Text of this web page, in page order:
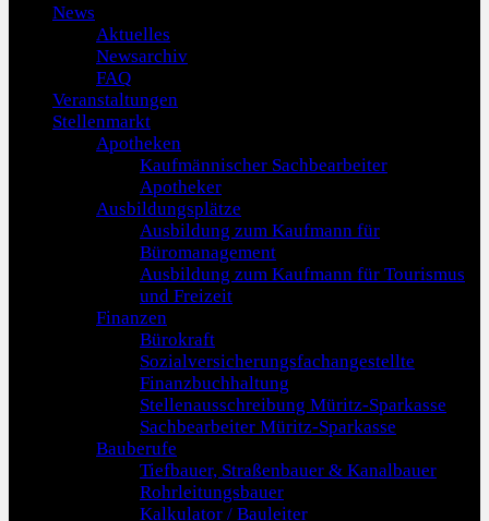
News
Aktuelles
Newsarchiv
FAQ
Veranstaltungen
Stellenmarkt
Apotheken
Kaufmännischer Sachbearbeiter
Apotheker
Ausbildungsplätze
Ausbildung zum Kaufmann für
Büromanagement
Ausbildung zum Kaufmann für Tourismus
und Freizeit
Finanzen
Bürokraft
Sozialversicherungsfachangestellte
Finanzbuchhaltung
Stellenausschreibung Müritz-Sparkasse
Sachbearbeiter Müritz-Sparkasse
Bauberufe
Tiefbauer, Straßenbauer & Kanalbauer
Rohrleitungsbauer
Kalkulator / Bauleiter